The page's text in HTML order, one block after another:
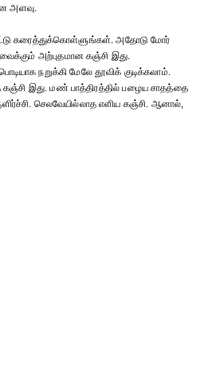
அளவு.
கரைத்துக்கொள்ளுங்கள். அதோடு மோர்
அற்புதமான கஞ்சி இது.
நறுக்கி மேலே தூவிக் குடிக்கலாம்.
இது. மண் பாத்திரத்தில் பழைய சாதத்தை
செலவேயில்லாத எளிய கஞ்சி. ஆனால்,